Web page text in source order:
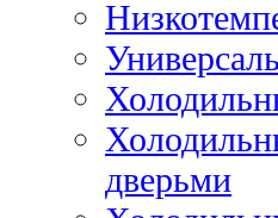
дверьми